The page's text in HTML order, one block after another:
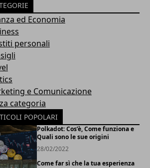
ed Economia
personali
e Comunicazione
categoria
POPOLARI
Polkadot: Cos’è, Come funziona e
Quali sono le sue origini
28/02/2022
Come far sì che la tua esperienza